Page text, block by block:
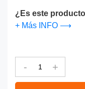
¿Es este
+ Más INFO ⟶
- +